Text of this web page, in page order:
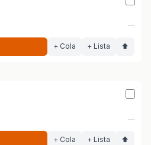
—
+ Cola + Lista ⬆
—
+ Cola + Lista ⬆